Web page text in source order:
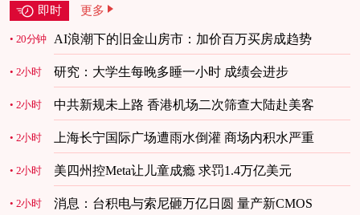
即时 更多
20分钟 AI浪潮下的旧金山房市：加价百万买房成趋势
2小时 研究：大学生每晚多睡一小时 成绩会进步
2小时 中共新规未上路 香港机场二次筛查大陆赴美客
2小时 上海长宁国际广场遭雨水倒灌 商场内积水严重
2小时 美四州控Meta让儿童成瘾 求罚1.4万亿美元
2小时 消息：台积电与索尼砸万亿日圆 量产新CMOS